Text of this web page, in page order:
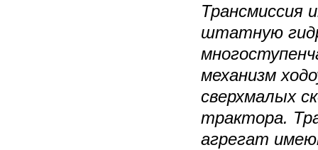
Трансмиссия
штатную
механизм
сверхмалых
трактора.
агрегат